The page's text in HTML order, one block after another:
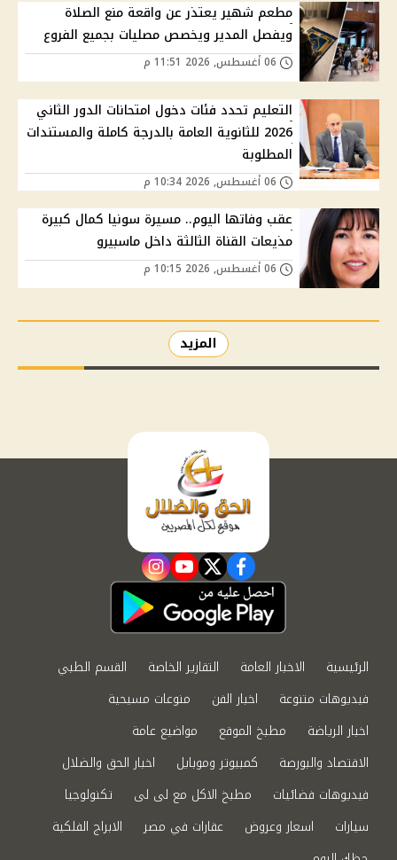
مطعم شهير يعتذر عن واقعة منع الصلاة
ويفصل المدير ويخصص مصليات بجميع الفروع
التعليم تحدد فئات دخول امتحانات الدور الثاني
2026 للثانوية العامة بالدرجة كاملة والمستندات
المطلوبة
عقب وفاتها اليوم.. مسيرة سونيا كمال كبيرة
مذيعات القناة الثالثة داخل ماسبيرو
المزيد
facebook
twitter
youtube
instagram
الرئيسية الاخبار العامة التقارير الخاصة
القسم الطبي
فيديوهات متنوعة
اخبار الفن
منوعات مسيحية
اخبار الرياضة
مطبخ الموقع
مواضيع عامة
الاقتصاد والبورصة
كمبيوتر وموبايل
اخبار الحق والضلال
فيديوهات فضائيات
مطبخ الاكل مع لى لى
تكنولوجيا
سيارات
اسعار وعروض عقارات في مصر
الابراج الفلكية